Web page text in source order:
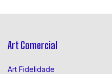
Art Comercial
Art Fidelidade